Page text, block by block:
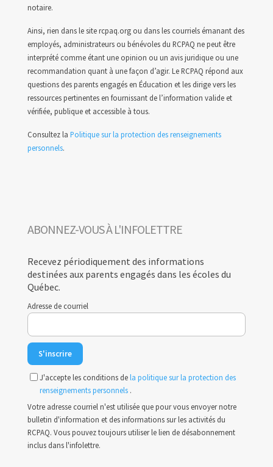
notaire.
Ainsi, rien dans le site rcpaq.org ou dans les courriels émanant des
employés, administrateurs ou bénévoles du RCPAQ ne peut être
interprété comme étant une opinion ou un avis juridique ou une
recommandation quant à une façon d’agir. Le RCPAQ répond aux
questions des parents engagés en Éducation et les dirige vers les
ressources pertinentes en fournissant de l’information valide et
vérifiée, publique et accessible à tous.
Consultez la Politique sur la protection des renseignements
personnels.
ABONNEZ-VOUS À L'INFOLETTRE
Recevez périodiquement des informations
destinées aux parents engagés dans les écoles du
Québec.
Adresse de courriel
J'accepte les conditions dela politique sur la protection des
renseignements personnels .
Votre adresse courriel n'est utilisée que pour vous envoyer notre
bulletin d'information et des informations sur les activités du
RCPAQ. Vous pouvez toujours utiliser le lien de désabonnement
inclus dans l'infolettre.